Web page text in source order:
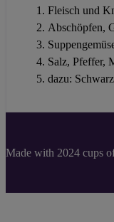
Fleisch und
Abschöpfen,
Salz, Pfeffer,
dazu:
Made with 2024 cups